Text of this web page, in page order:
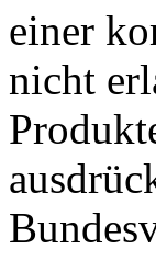
einer
nicht